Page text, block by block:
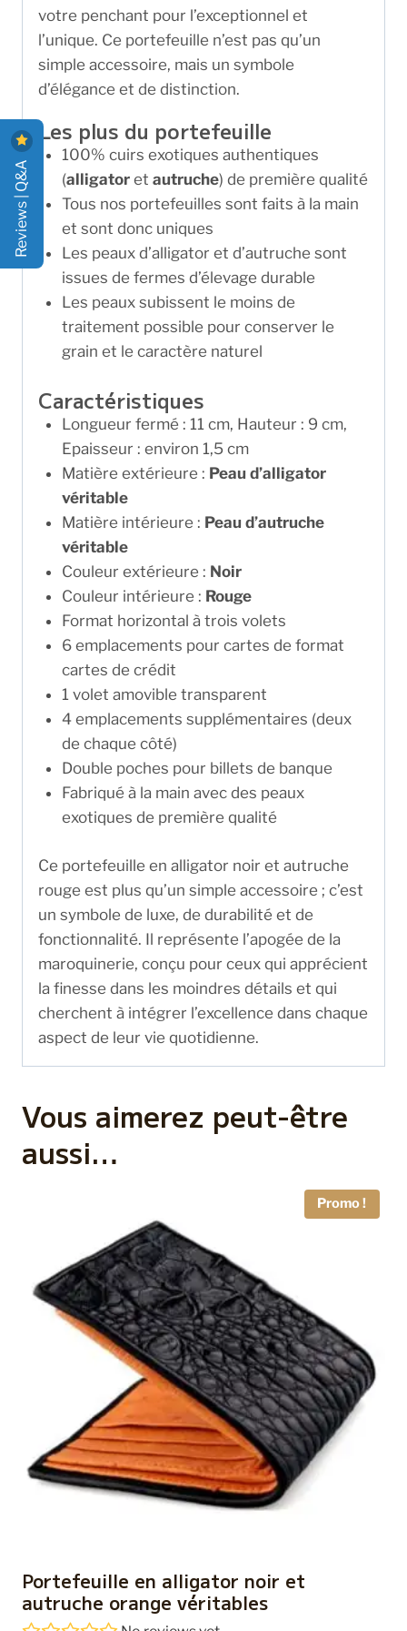
votre penchant pour l’exceptionnel et
l’unique. Ce portefeuille n’est pas qu’un
simple accessoire, mais un symbole
d’élégance et de distinction.
Les plus du portefeuille
100% cuirs exotiques authentiques
(alligatoret autruche) de première qualité
Tous nos portefeuilles sont faits à la main
et sont donc uniques
Les peaux d’alligator et d’autruche sont
issues de fermes d’élevage durable
Les peaux subissent le moins de
traitement possible pour conserver le
grain et le caractère naturel
Caractéristiques
Longueur fermé : 11 cm, Hauteur : 9 cm,
Epaisseur : environ 1,5 cm
Matière extérieure : Peau d’alligator
véritable
Matière intérieure : Peau d’autruche
véritable
Couleur extérieure : Noir
Couleur intérieure : Rouge
Format horizontal à trois volets
6 emplacements pour cartes de format
cartes de crédit
1 volet amovible transparent
4 emplacements supplémentaires (deux
de chaque côté)
Double poches pour billets de banque
Fabriqué à la main avec des peaux
exotiques de première qualité
Ce portefeuille en alligator noir et autruche
rouge est plus qu’un simple accessoire ; c’est
un symbole de luxe, de durabilité et de
fonctionnalité. Il représente l’apogée de la
maroquinerie, conçu pour ceux qui apprécient
la finesse dans les moindres détails et qui
cherchent à intégrer l’excellence dans chaque
aspect de leur vie quotidienne.
Vous aimerez peut-être
aussi…
Promo !
Portefeuille en alligator noir et
autruche orange véritables
Reviews | Q&A